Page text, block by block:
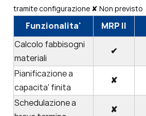
tramite configurazione ✘ Non previsto
Funzionalita' MRP II
Calcolo fabbisogni
materiali
✔
Pianificazione a
capacita' finita
✘
Schedulazione a
✘